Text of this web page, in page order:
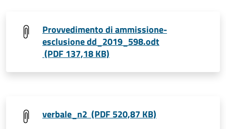
Provvedimento di ammissione-
esclusione dd_2019_598.odt
(PDF 137,18 KB)
verbale_n2 (PDF 520,87 KB)